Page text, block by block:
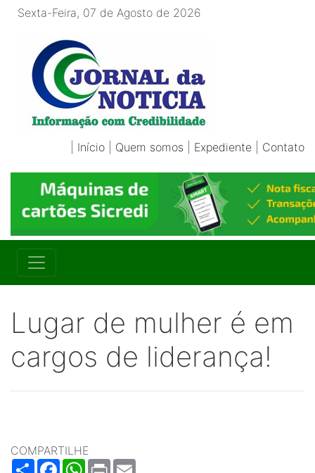
Sexta-Feira, 07 de Agosto de 2026
Início Quem somos Expediente Contato
Lugar de mulher é em
cargos de liderança!
COMPARTILHE
ShareFacebookWhatsApp
Print